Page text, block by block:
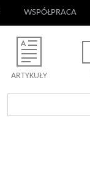
WSPÓŁPRACA
ARTYKUŁY